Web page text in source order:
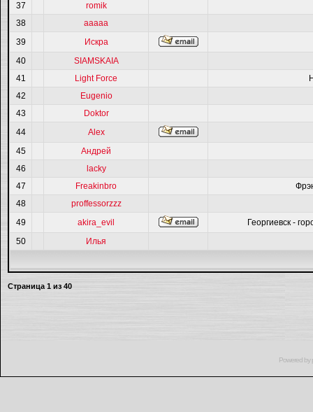
37
romik
38
ааааа
39
Искра
40
SIAMSKAIA
41
Light Force
42
Eugenio
43
Doktor
44
Alex
45
Андрей
46
lacky
47
Freakinbro
48
proffessorzzz
49
akira_evil
Георгиевск -
50
Илья
Страница 1 из 40
Powered by